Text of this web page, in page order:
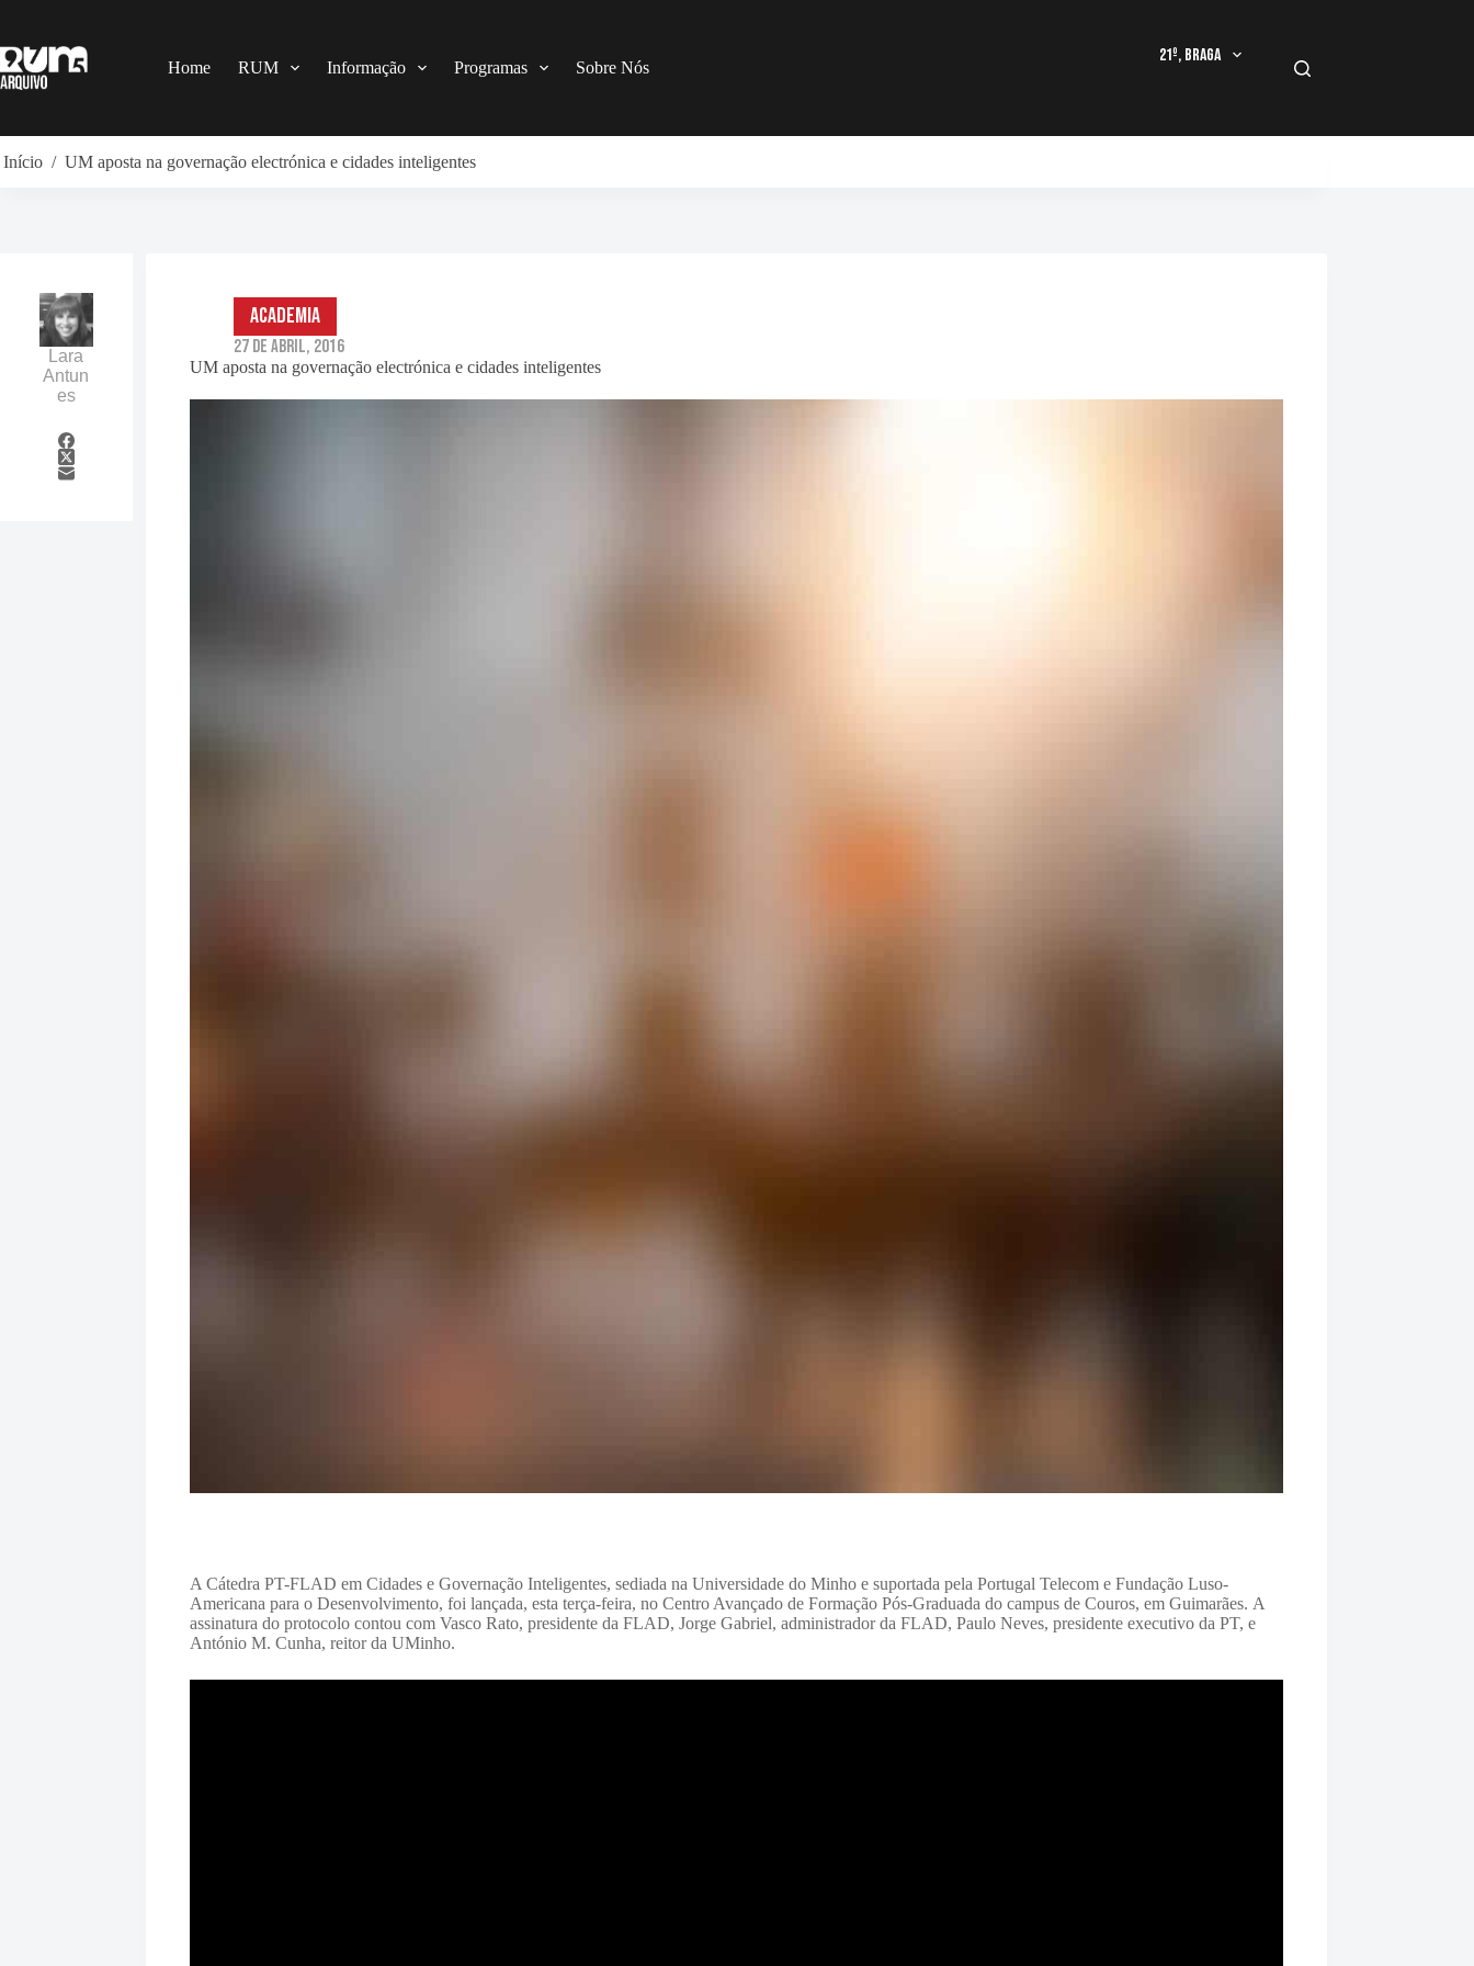
o
conteúdo
Home RUM Informação Programas Sobre Nós
21º, Braga
Início / UM aposta na governação electrónica e cidades inteligentes
UM aposta na governação electrónica e cidades inteligentes
Academia
27 de Abril, 2016
A Cátedra PT-FLAD em Cidades e Governação Inteligentes, sediada na Universidade do Minho e suportada pela Portugal Telecom e Fundação Luso-
Americana para o Desenvolvimento, foi lançada, esta terça-feira, no Centro Avançado de Formação Pós-Graduada do campus de Couros, em Guimarães. A
assinatura do protocolo contou com Vasco Rato, presidente da FLAD, Jorge Gabriel, administrador da FLAD, Paulo Neves, presidente executivo da PT, e
António M. Cunha, reitor da UMinho.
Lara
Antun
es